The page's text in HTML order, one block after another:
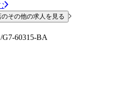
その他の求人を見る
60315-BA